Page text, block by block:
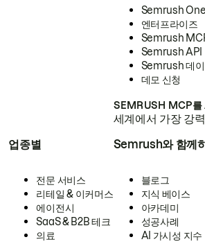
Semrush One
엔터프라이즈
Semrush
Semrush API
Semrush 데
데모 신청
SEMRUSH MCP를
세계에서 가장 강
업종별
전문 서비스
리테일 & 이커머스
에이전시
SaaS & B2B 테크
의료
Semrush와 함께
블로그
지식 베이스
아카데미
성공사례
AI 가시성 지수